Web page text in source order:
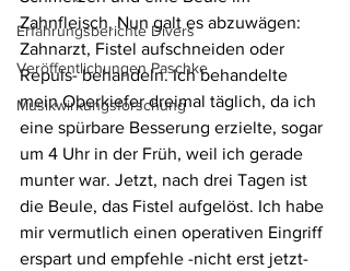
Erfahrungsberichte Divers
Veröffentlichungen Paschke
Musikwirkungsforschung
Zahnfleisch. Nun galt es abzuwägen:
Zahnarzt, Fistel aufschneiden oder
Repuls- behandeln. Ich behandelte
mein Oberkiefer dreimal täglich, da ich
eine spürbare Besserung erzielte, sogar
um 4 Uhr in der Früh, weil ich gerade
munter war. Jetzt, nach drei Tagen ist
die Beule, das Fistel aufgelöst. Ich habe
mir vermutlich einen operativen Eingriff
erspart und empfehle -nicht erst jetzt-